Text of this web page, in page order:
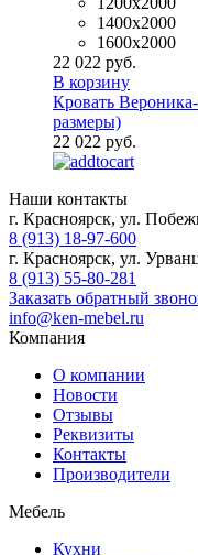
1400x2000
1600х2000
22 022 руб.
В корзину
Кровать
размеры)
22 022 руб.
Наши контакты
г. Красноярск, ул.
8 (913) 18-97-600
г. Красноярск, ул.
8 (913) 55-80-281
Заказать обратный
info@ken-mebel.ru
Компания
О компании
Новости
Отзывы
Реквизиты
Контакты
Производители
Мебель
Кухни